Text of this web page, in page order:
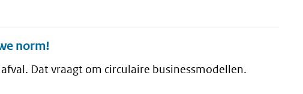
norm!
Dat vraagt om circulaire businessmodellen.